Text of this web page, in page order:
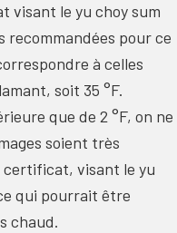
visant le yu choy sum
recommandées pour ce
à celles
soit 35 °F.
que de 2 °F, on ne
soient très
certificat, visant le yu
qui pourrait être
chaud.